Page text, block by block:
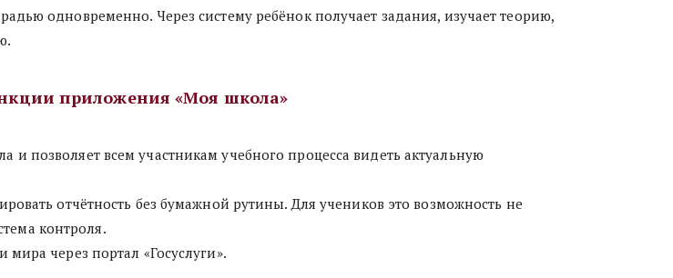
одновременно. Через систему ребёнок получает задания, изучает теорию,
приложения «Моя школа»
позволяет всем участникам учебного процесса видеть актуальную
отчётность без бумажной рутины. Для учеников это возможность не
контроля.
через портал «Госуслуги».